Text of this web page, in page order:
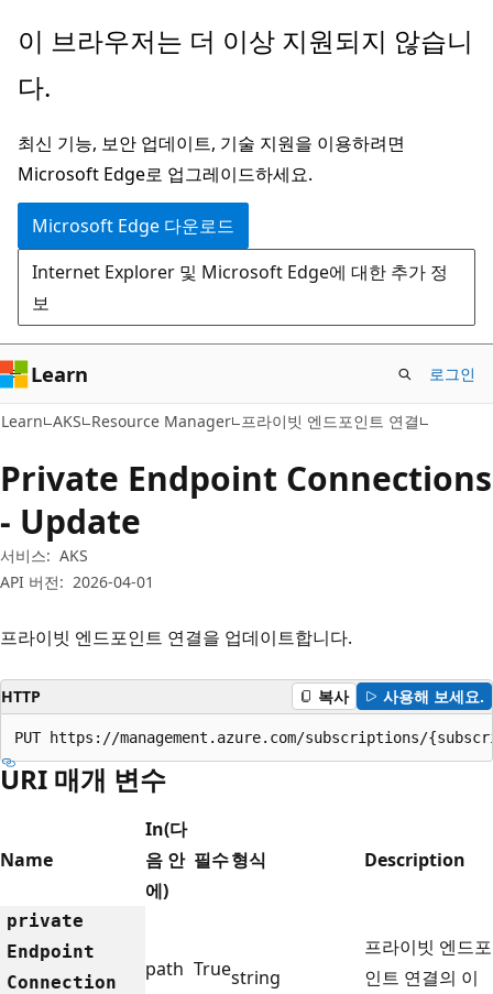
주
콘
츠
로
건
너
뛰
기
페
지
탐
색
으
로
건
너
뛰
기
이 브라우저는 더 이상 지원되지 않습니
다.
최신 기능, 보안 업데이트, 기술 지원을 이용하려면
Microsoft Edge로 업그레이드하세요.
Microsoft Edge 다운로드
Internet Explorer 및 Microsoft Edge에 대한 추가 정
보
Learn 로그인
Learn AKS Resource Manager 프라이빗 엔드포인트 연결
Private Endpoint Connections
- Update
서비스: AKS
API 버전: 2026-04-01
프라이빗 엔드포인트 연결을 업데이트합니다.
HTTP 복사 사용해 보세요.
PUT https://management.azure.com/subscriptions/
URI 매개 변수
Name
In(다
음 안
에)
필수형식 Description
private
Endpoint
Connection
path Truestring
프라이빗 엔드포
인트 연결의 이